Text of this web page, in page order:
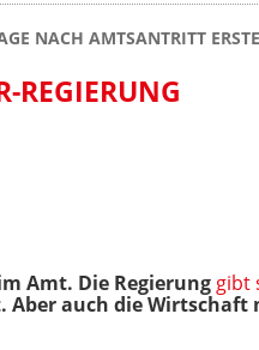
NACH AMTSANTRITT
REGIERUNG
Amt. Die Regierung gibt
auch die Wirtschaft